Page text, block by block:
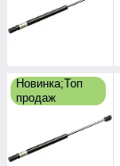
Новинка;Топ
продаж